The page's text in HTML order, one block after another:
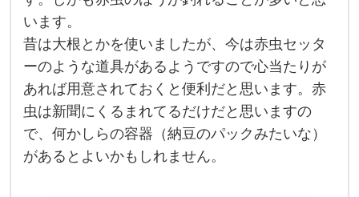
の
で
が
厄
介
な
の
は
エ
サ
づ
います。
昔は大根とかを使いましたが、今は赤虫セッタ
ーのような道具があるようですので心当たりが
あれば用意されておくと便利だと思います。赤
虫は新聞にくるまれてるだけだと思いますの
で、何かしらの容器（納豆のパックみたいな）
があるとよいかもしれません。